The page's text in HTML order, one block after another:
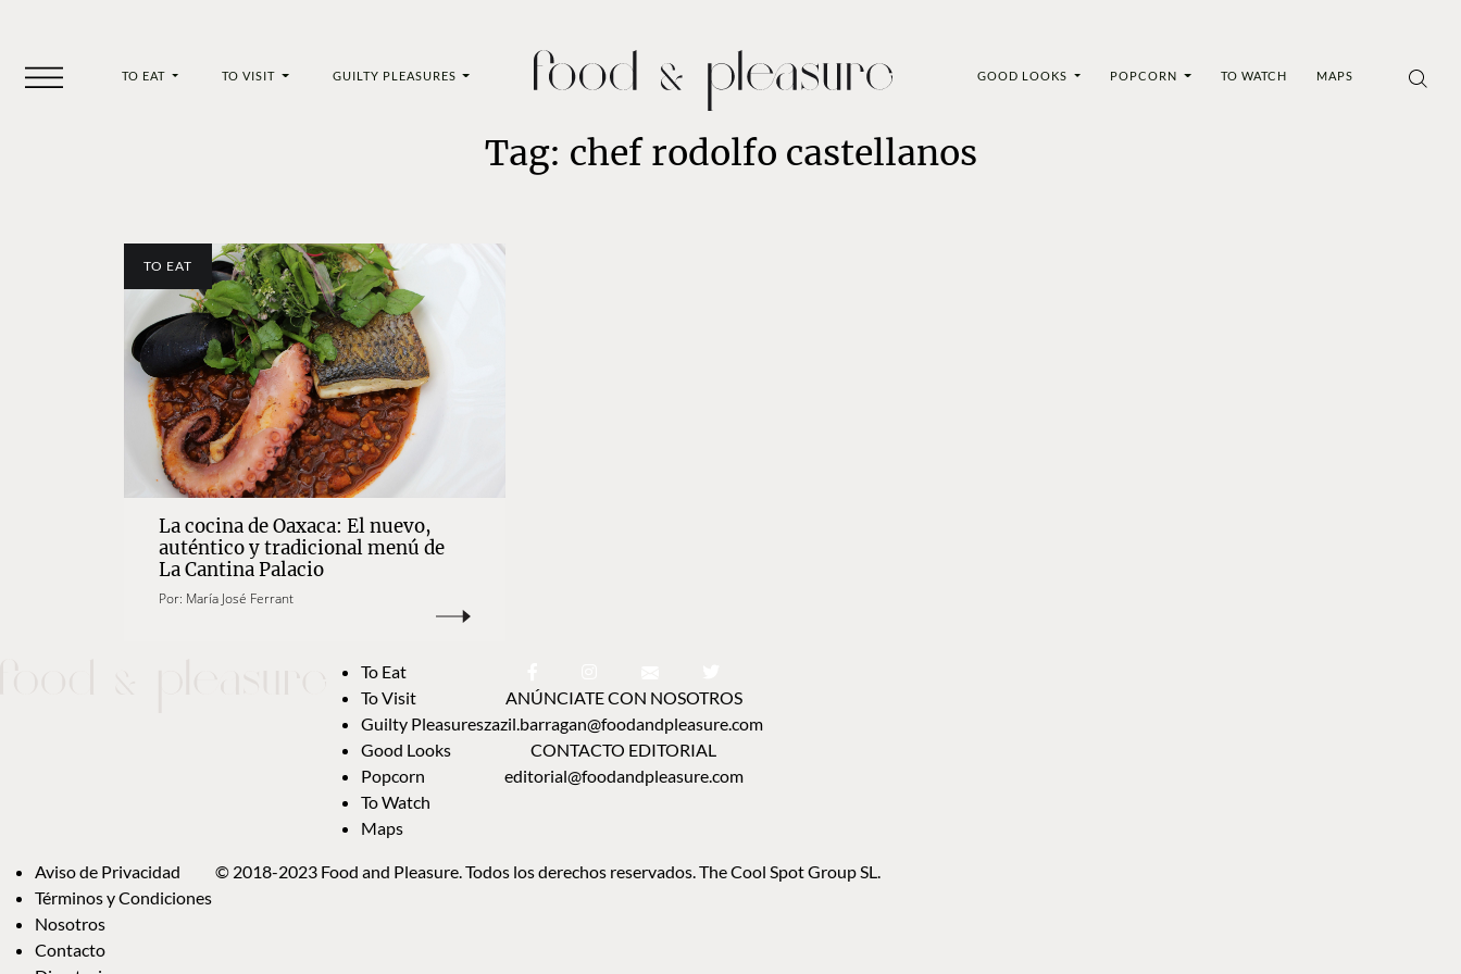
TO EAT TO VISIT GUILTY PLEASURES GOOD LOOKS POPCORN TO WATCH MAPS
Tag: chef rodolfo castellanos
TO EAT
La cocina de Oaxaca: El nuevo,
auténtico y tradicional menú de
La Cantina Palacio
Por: María José Ferrant
To Eat
To Visit
Guilty Pleasures
Good Looks
Popcorn
To Watch
Maps
ANÚNCIATE CON NOSOTROS
zazil.barragan@foodandpleasure.com
CONTACTO EDITORIAL
editorial@foodandpleasure.com
Aviso de Privacidad
Términos y Condiciones
Nosotros
Contacto
© 2018-2023 Food and Pleasure. Todos los derechos reservados. The Cool Spot Group SL.